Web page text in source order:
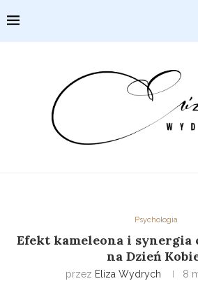
Psychologia
Efekt kameleona i synergia
na Dzień
przez Eliza Wydrych 8